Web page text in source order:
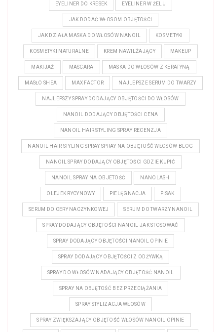
EYELINER DO KRESEK EYELINER W ŻELU
JAK DODAĆ WŁOSOM OBJĘTOŚCI
JAK DZIAŁA MASKA DO WŁOSÓW NANOIL KOSMETYKI
KOSMETYKI NATURALNE KREM NAWILŻAJĄCY MAKEUP
MAKIJAŻ MASCARA MASKA DO WŁOSÓW Z KERATYNĄ
MASŁO SHEA MAX FACTOR NAJLEPSZE SERUM DO TWARZY
NAJLEPSZY SPRAY DODAJĄCY OBJĘTOŚCI DO WŁOSÓW
NANOIL DODAJĄCY OBJĘTOŚCI CENA
NANOIL HAIR STYLING SPRAY RECENZJA
NANOIL HAIR STYLING SPRAY SPRAY NA OBJĘTOŚĆ WŁOSÓW BLOG
NANOIL SPRAY DODAJĄCY OBJĘTOŚCI GDZIE KUPIĆ
NANOIL SPRAY NA OBJETOŚĆ NANOLASH
OLEJEK RYCYNOWY PIELĘGNACJA PISAK
SERUM DO CERY NACZYNKOWEJ SERUM DO TWARZY NANOIL
SPRAY DODAJĄCY OBJĘTOŚCI NANOIL JAK STOSOWAĆ
SPRAY DODAJĄCY OBJĘTOŚCI NANOIL OPINIE
SPRAY DODAJĄCY OBJĘTOŚCI Z ODŻYWKĄ
SPRAY DO WŁOSÓW NADAJĄCY OBJĘTOŚĆ NANOIL
SPRAY NA OBJĘTOŚĆ BEZ PRZECIĄŻANIA
SPRAY STYLIZACJA WŁOSÓW
SPRAY ZWIĘKSZAJĄCY OBJĘTOŚĆ WŁOSÓW NANOIL OPINIE